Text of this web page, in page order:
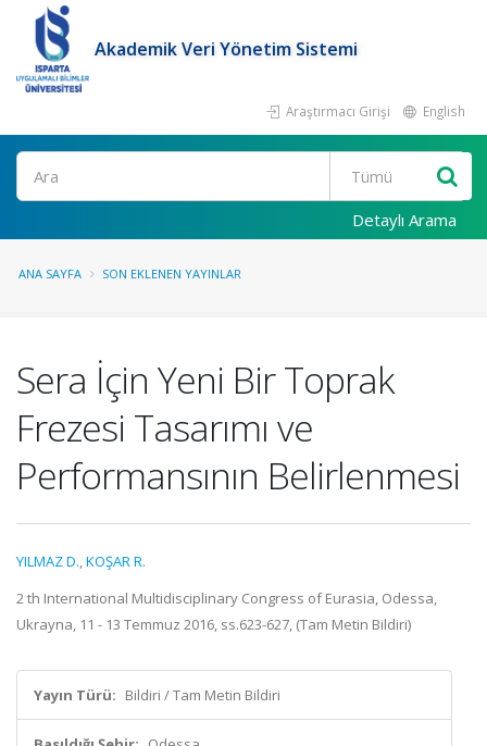
Akademik Veri Yönetim Sistemi
Araştırmacı Girişi English
Ara
Detaylı Arama
ANA SAYFA SON EKLENEN YAYINLAR
Sera İçin Yeni Bir Toprak
Frezesi Tasarımı ve
Performansının Belirlenmesi
YILMAZ D.,KOŞAR R.
2 th International Multidisciplinary Congress of Eurasia, Odessa,
Ukrayna, 11 - 13 Temmuz 2016, ss.623-627, (Tam Metin Bildiri)
Yayın Türü: Bildiri / Tam Metin Bildiri